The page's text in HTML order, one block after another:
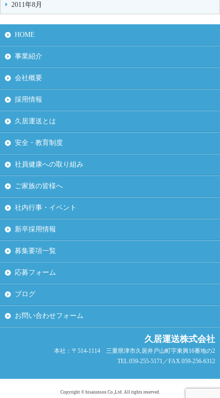
2011年8月
HOME
事業紹介
会社概要
採用情報
久居運送とは
安全・教育制度
社員健康への取り組み
ご家族の皆様へ
社内行事・イベント
新卒採用情報
募集要項一覧
応募フォーム
ブログ
お問い合わせフォーム
久居運送株式会社
本社：〒514-1114 三重県津市久居井戸山町字東興16番地の2
TEL.059-255-5171／FAX.059-256-6312
Copyright © hisaiunsou Co.,Ltd. All rights reserved.